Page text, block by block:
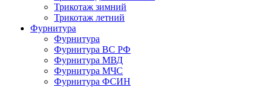
Трикотаж зимний
Трикотаж летний
Фурнитура
Фурнитура
Фурнитура ВС РФ
Фурнитура МВД
Фурнитура МЧС
Фурнитура ФСИН